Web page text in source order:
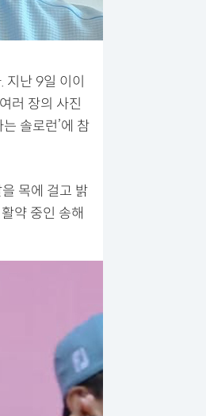
난 9일 이이
러 장의 사진
솔로런’에 참
목에 걸고 밝
약 중인 송해